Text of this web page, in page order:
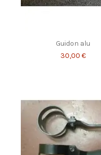
Guidon alu
30,00 €